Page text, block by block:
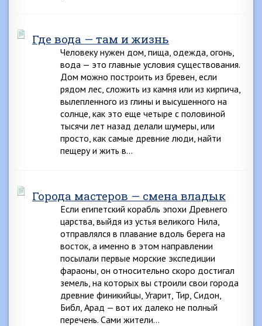
Где вода — там и жизнь
Человеку нужен дом, пища, одежда, огонь,
вода — это главные условия существования.
Дом можно построить из бревен, если
рядом лес, сложить из камня или из кирпича,
вылепленного из глины и высушенного на
солнце, как это еще четыре с половиной
тысячи лет назад делали шумеры, или
просто, как самые древние люди, найти
пещеру и жить в…
Города мастеров — смена владык
Если египетский корабль эпохи Древнего
царства, выйдя из устья великого Нила,
отправлялся в плавание вдоль берега на
восток, а именно в этом направлении
посылали первые морские экспедиции
фараоны, он относительно скоро достигал
земель, на которых вы строили свои города
древние финикийцы, Угарит, Тир, Сидон,
Библ, Арад — вот их далеко не полный
перечень. Сами жители…